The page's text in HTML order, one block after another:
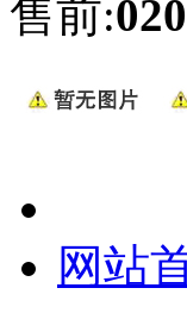
售前:
网站